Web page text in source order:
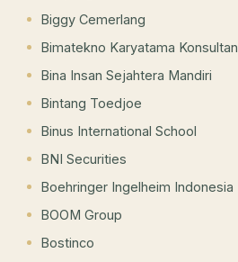
Biggy Cemerlang
Bimatekno Karyatama Konsultan
Bina Insan Sejahtera Mandiri
Bintang Toedjoe
Binus International School
BNI Securities
Boehringer Ingelheim Indonesia
BOOM Group
Bostinco